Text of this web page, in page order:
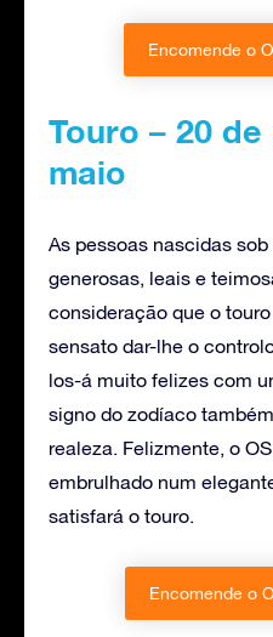
Encomende o
Touro – 20
maio
As pessoas nascidas
generosas, leais e
consideração que o
sensato dar-lhe o
los-á muito felizes com
signo do zodíaco
realeza. Felizmente, o
embrulhado num
satisfará o touro.
Encomende o